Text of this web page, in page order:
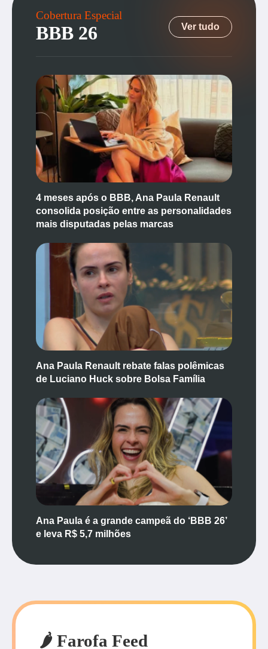
Cobertura Especial
BBB 26 Ver tudo
4 meses após o BBB, Ana Paula Renault
consolida posição entre as personalidades
mais disputadas pelas marcas
Ana Paula Renault rebate falas polêmicas
de Luciano Huck sobre Bolsa Família
Ana Paula é a grande campeã do ‘BBB 26’
e leva R$ 5,7 milhões
🌶️ Farofa Feed